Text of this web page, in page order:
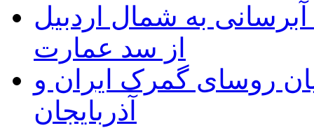
ماده ۲۳ طرح آبرسانی به شمال اردبیل
از سد عمارت
روسای گمرک ایران و
آذربایجان